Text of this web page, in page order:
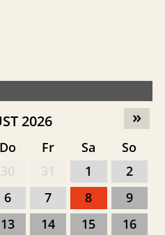
»
2026
Do Fr Sa
So
1
2
6 7 8
9
13 14 15
16